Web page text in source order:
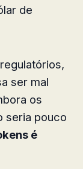
de
ser mal
os
seria pouco
é